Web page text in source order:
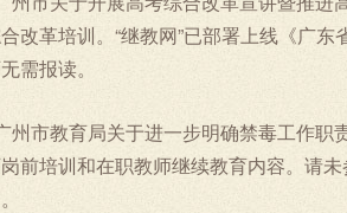
改革培训。“继教网”已部署上线《广
需报读。
州市教育局关于进一步明确禁毒工作
前培训和在职教师继续教育内容。请